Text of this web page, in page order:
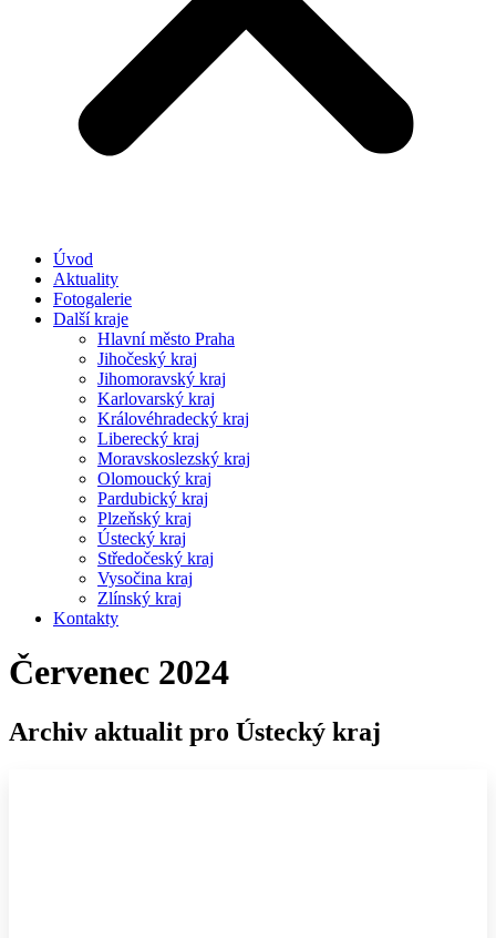
Úvod
Aktuality
Fotogalerie
Další kraje
Hlavní město Praha
Jihočeský kraj
Jihomoravský kraj
Karlovarský kraj
Královéhradecký kraj
Liberecký kraj
Moravskoslezský kraj
Olomoucký kraj
Pardubický kraj
Plzeňský kraj
Ústecký kraj
Středočeský kraj
Vysočina kraj
Zlínský kraj
Kontakty
Červenec 2024
Archiv aktualit pro Ústecký kraj